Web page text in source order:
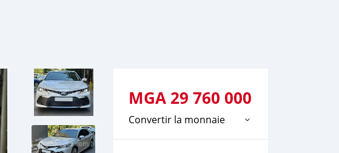
MGA 29 760 000
Convertir la monnaie